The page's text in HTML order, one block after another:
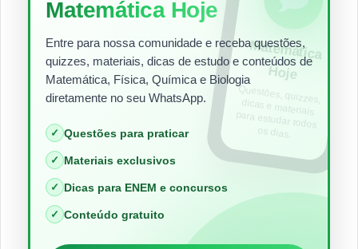
Matemática Hoje
Entre para nossa comunidade e receba questões,
quizzes, materiais, dicas de estudo e conteúdos de
Matemática, Física, Química e Biologia
diretamente no seu WhatsApp.
✓ Questões para praticar
✓ Materiais exclusivos
✓ Dicas para ENEM e concursos
✓ Conteúdo gratuito
Matem
ática
Hoje
Questões, quizzes,
dicas e materiais
para estudar todos
os dias.